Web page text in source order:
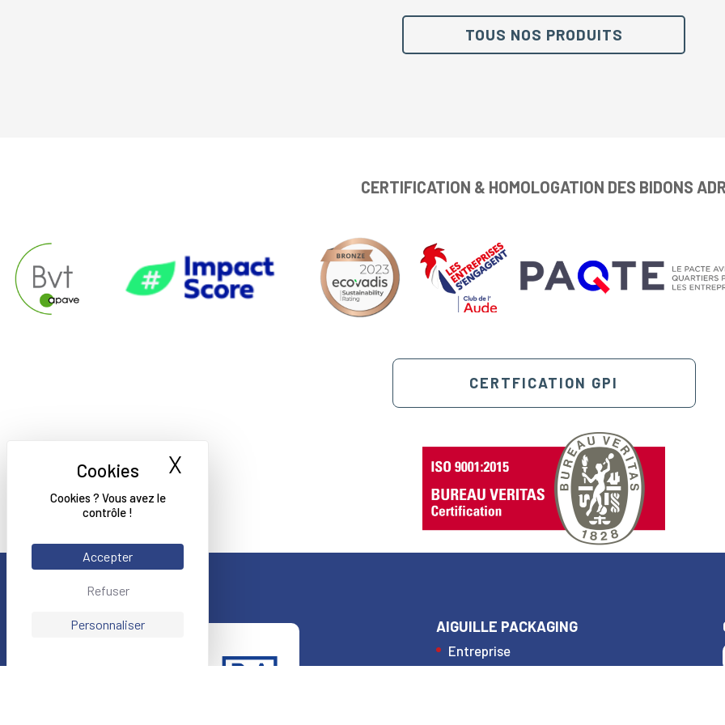
Cookies ? Vous avez le
contrôle !
Accepter
Refuser
Personnaliser
X Masquer le bandeau des cookies
TOUS NOS PRODUITS
CERTIFICATION & HOMOLOGATION DES BIDONS
CERTFICATION GPI
AIGUILLE PACKAGING
Entreprise